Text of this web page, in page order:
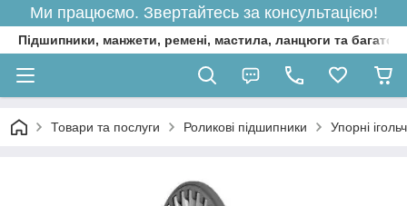
Ми працюємо. Звертайтесь за консультацією!
Підшипники, манжети, ремені, мастила, ланцюги та багато
Товари та послуги Роликові підшипники Упорні